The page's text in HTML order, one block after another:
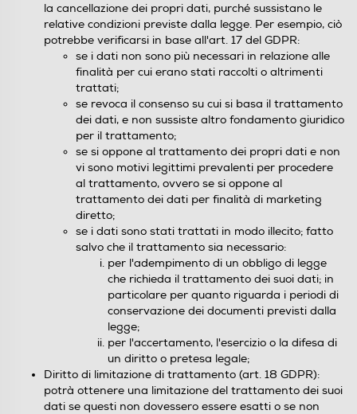
la cancellazione dei propri dati, purché sussistano le
relative condizioni previste dalla legge. Per esempio, ciò
potrebbe verificarsi in base all'art. 17 del GDPR:
se i dati non sono più necessari in relazione alle
finalità per cui erano stati raccolti o altrimenti
trattati;
se revoca il consenso su cui si basa il trattamento
dei dati, e non sussiste altro fondamento giuridico
per il trattamento;
se si oppone al trattamento dei propri dati e non
vi sono motivi legittimi prevalenti per procedere
al trattamento, ovvero se si oppone al
trattamento dei dati per finalità di marketing
diretto;
se i dati sono stati trattati in modo illecito; fatto
salvo che il trattamento sia necessario:
per l'adempimento di un obbligo di legge
che richieda il trattamento dei suoi dati; in
particolare per quanto riguarda i periodi di
conservazione dei documenti previsti dalla
legge;
per l'accertamento, l'esercizio o la difesa di
un diritto o pretesa legale;
Diritto di limitazione di trattamento (art. 18 GDPR):
potrà ottenere una limitazione del trattamento dei suoi
dati se questi non dovessero essere esatti o se non